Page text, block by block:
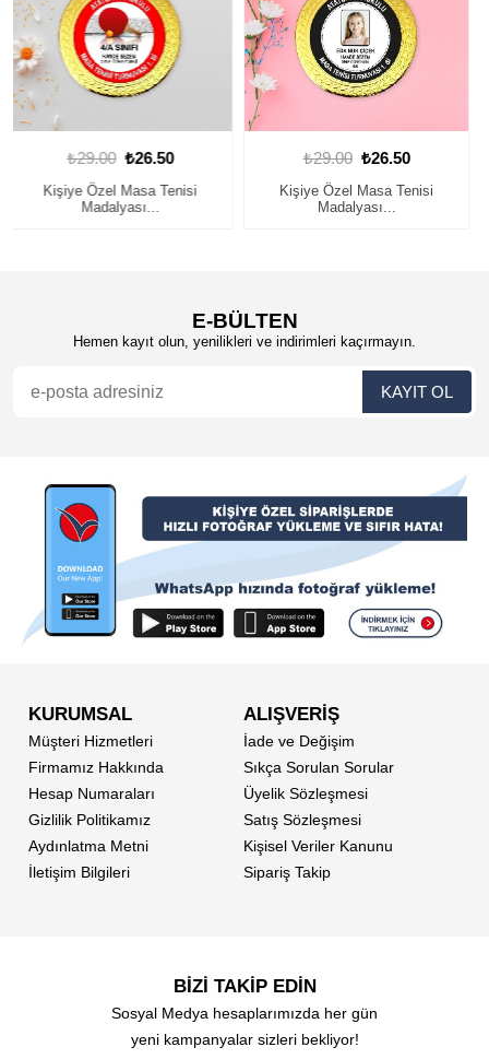
₺29.00 ₺26.50
Kişiye Özel Masa Tenisi
Madalyası...
₺29.00 ₺26.50
Kişiye Özel Masa Tenisi
Madalyası...
E-BÜLTEN
Hemen kayıt olun, yenilikleri ve indirimleri kaçırmayın.
KURUMSAL
Müşteri Hizmetleri
Firmamız Hakkında
Hesap Numaraları
Gizlilik Politikamız
Aydınlatma Metni
İletişim Bilgileri
ALIŞVERİŞ
İade ve Değişim
Sıkça Sorulan Sorular
Üyelik Sözleşmesi
Satış Sözleşmesi
Kişisel Veriler Kanunu
Sipariş Takip
BİZİ TAKİP EDİN
Sosyal Medya hesaplarımızda her gün
yeni kampanyalar sizleri bekliyor!